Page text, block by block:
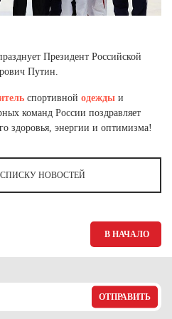
Президент Российской
Путин.
спортивной одежды и
команд России поздравляет
здоровья, энергии и оптимизма!
НОВОСТЕЙ
В НАЧАЛО
ОТПРАВИТЬ